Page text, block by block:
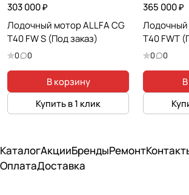
303 000 ₽
Лодочный мотор ALLFA CG
T40 FW S (Под заказ)
0 0
В корзину
Купить в 1 клик
365 000 ₽
Лодочный
T40 FWT
0 0
КаталогАкцииБрендыРемонт
ОплатаДоставка